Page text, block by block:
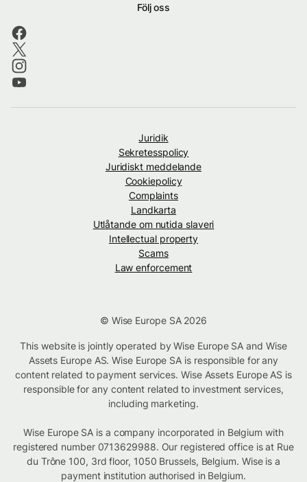
Följ oss
Juridik
Sekretesspolicy
Juridiskt meddelande
Cookiepolicy
Complaints
Landkarta
Utlåtande om nutida slaveri
Intellectual property
Scams
Law enforcement
© Wise Europe SA 2026
This website is jointly operated by Wise Europe SA and Wise
Assets Europe AS. Wise Europe SA is responsible for any
content related to payment services. Wise Assets Europe AS is
responsible for any content related to investment services,
including marketing.
Wise Europe SA is a company incorporated in Belgium with
registered number 0713629988. Our registered office is at Rue
du Trône 100, 3rd floor, 1050 Brussels, Belgium. Wise is a
payment institution authorised in Belgium.